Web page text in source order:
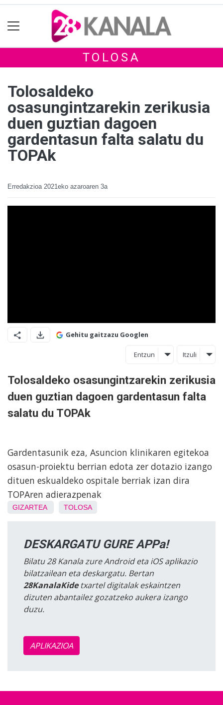
TOLOSA
Tolosaldeko
osasungintzarekin zerikusia
duen guztian dagoen
gardentasun falta salatu du
TOPAk
Erredakzioa 2021eko azaroaren 3a
Gehitu gaitzazu Googlen
Entzun Itzuli
Tolosaldeko osasungintzarekin zerikusia
duen guztian dagoen gardentasun falta
salatu du TOPAk
Gardentasunik eza, Asuncion klinikaren egitekoa
osasun-proiektu berrian edota zer dotazio izango
dituen eskualdeko ospitale berriak izan dira
TOPAren adierazpenak
GIZARTEA TOLOSA
DESKARGATU GURE APPa!
Bilatu 28 Kanala zure Android eta iOS aplikazio
bilatzailean eta deskargatu. Bertan
28KanalaKidetxartel digitalak eskaintzen
dizuten abantailez gozatzeko aukera izango
duzu.
APLIKAZIOA